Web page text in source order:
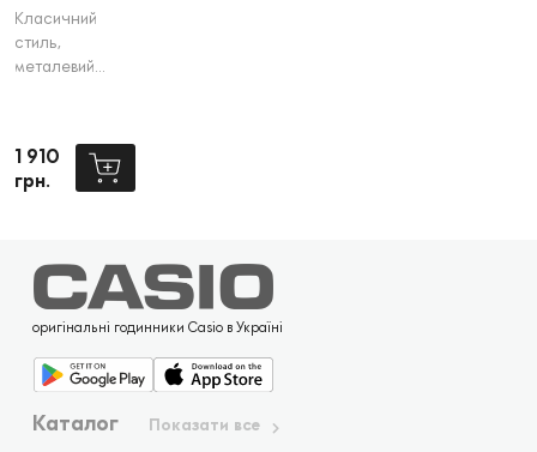
Casio MTP-
V005D-2B4
Класичний
стиль,
металевий
комбінація для
щоденного
1 910
грн.
оригінальні годинники Casio в Україні
Каталог Показати все